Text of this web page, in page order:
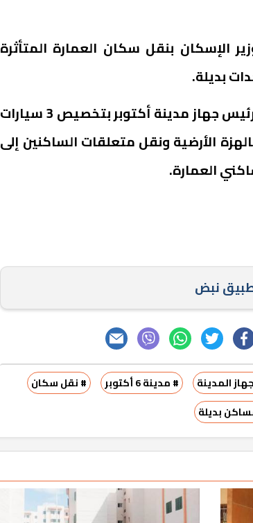
الإسكان بنقل سكان العمارة المتأثرة
بديلة.
وأصدر المهندس عادل النجار رئيس جهاز مدينة أكتوبر بتخصيص 3 سيارات
الأرضية ونقل متعلقات الساكنين إلى
العمارة.
نبض
المدينة # مدينة 6 أكتوبر
# نقل سكان
بديلة